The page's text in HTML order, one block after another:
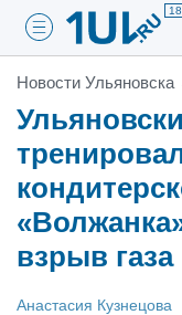
Новости Ульяновска
взрыв газа
Анастасия Кузнецова